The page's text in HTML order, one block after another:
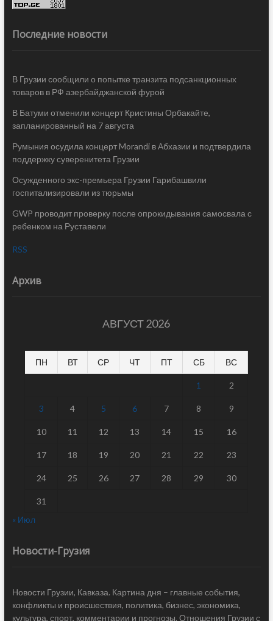
Последние новости
В Грузии сообщили о попытке транзита подсанкционных
товаров в РФ азербайджанской фурой
В Батуми отменили концерт Кристины Орбакайте,
запланированный на 7 августа
Румыния осудила концерт Morandi в Абхазии и подтвердила
поддержку суверенитета Грузии
Осужденного экс-премьера Грузии Гарибашвили
госпитализировали из тюрьмы
GWP проводит проверку после опрокидывания самосвала с
ребенком на Руставели
RSS
Архив
АВГУСТ 2026
ПН ВТ СР ЧТ ПТ СБ ВС
1 2
3 4 5 6 7 8 9
10 11 12 13 14 15 16
17 18 19 20 21 22 23
24 25 26 27 28 29 30
31
« Июл
Новости-Грузия
Новости Грузии, Кавказа. Картина дня – главные события,
конфликты и происшествия, политика, бизнес, экономика,
культура, спорт, комментарии и прогнозы. Отношения Грузии с